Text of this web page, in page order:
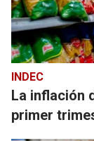
INDEC
La inflación
primer